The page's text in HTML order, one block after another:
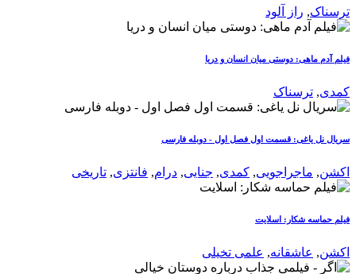
ترسناک, راز آلود
فیلم آدم ماهی: دوستی میان انسان و دریا
کمدی, ترسناک
سریال نل یاغی: قسمت اول فصل اول - دوبله فارسی
اکشن, ماجراجویی, کمدی, جنایی, درام, فانتزی, تاریخی
فیلم حماسه شکار: اسلایت
اکشن, عاشقانه, علمی تخیلی